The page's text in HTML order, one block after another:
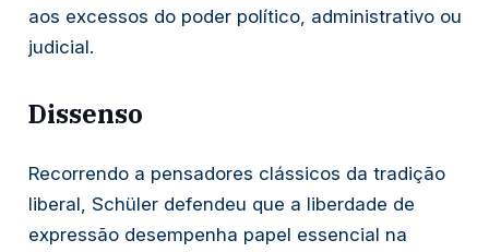
aos excessos do poder político, administrativo ou
judicial.
Dissenso
Recorrendo a pensadores clássicos da tradição
liberal, Schüler defendeu que a liberdade de
expressão desempenha papel essencial na